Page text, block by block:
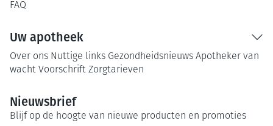
FAQ
Uw apotheek
Over ons Nuttige links Gezondheidsnieuws Apotheker van
wacht Voorschrift Zorgtarieven
Nieuwsbrief
Blijf op de hoogte van nieuwe producten en promoties